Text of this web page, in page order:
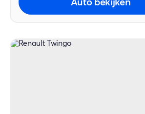
Auto bekijken